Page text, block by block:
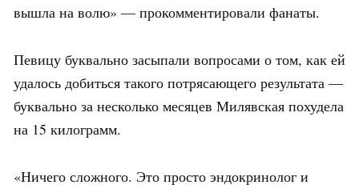
вышла на волю» — прокомментировали фанаты.
Певицу буквально засыпали вопросами о том, как ей
удалось добиться такого потрясающего результата —
буквально за несколько месяцев Милявская похудела
на 15 килограмм.
«Ничего сложного. Это просто эндокринолог и